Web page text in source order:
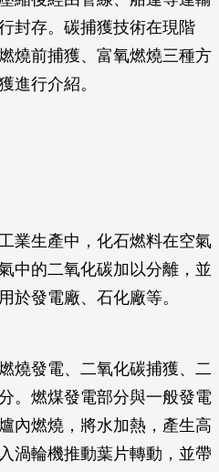
封存。碳捕獲技術在現階
燒前捕獲、富氧燃燒三種方
進行介紹。
業生產中，化石燃料在空氣
中的二氧化碳加以分離，並
於發電廠、石化廠等。
燒發電、二氧化碳捕獲、二
。燃煤發電部分與一般發電
內燃燒，將水加熱，產生高
渦輪機推動葉片轉動，並帶